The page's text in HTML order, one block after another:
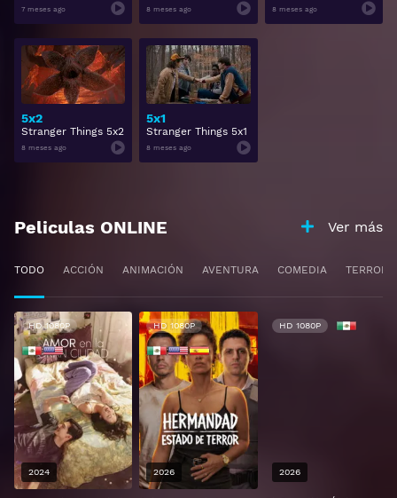
7 meses ago 8 meses ago 8 meses ago
5x2
Stranger Things 5x2
8 meses ago
5x1
Stranger Things 5x1
8 meses ago
Peliculas ONLINE Ver más
TODO ACCIÓN ANIMACIÓN AVENTURA COMEDIA TERROR
HD 1080P
2024
HD 1080P
2026
HD 1080P
2026